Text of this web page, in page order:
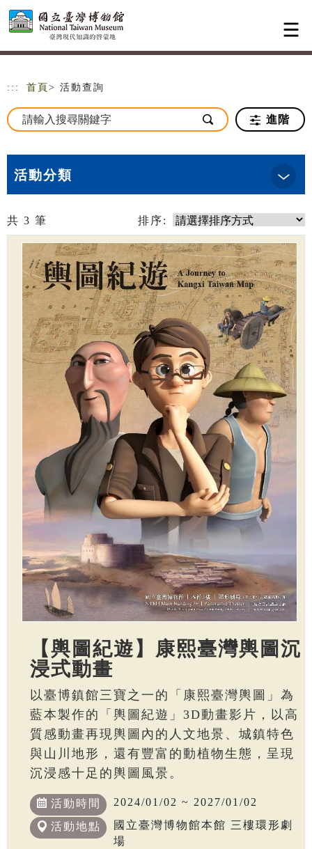
跳到主要內容
網站導覽
::: 首頁 > 活動查詢
進階
活動分類
共 3 筆 排序:
【輿圖紀遊】康熙臺灣輿圖沉
浸式動畫
以臺博鎮館三寶之一的「康熙臺灣輿圖」為
藍本製作的「輿圖紀遊」3D動畫影片，以高
質感動畫再現輿圖內的人文地景、城鎮特色
與山川地形，還有豐富的動植物生態，呈現
沉浸感十足的輿圖風景。
活動時間 2024/01/02 ~ 2027/01/02
活動地點
國立臺灣博物館本館 三樓環形劇
場